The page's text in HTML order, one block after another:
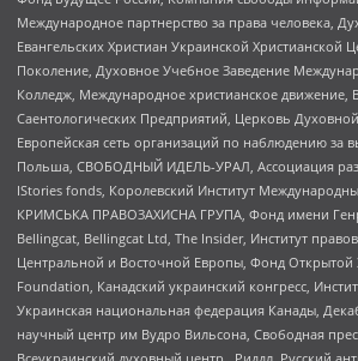
Международное партнерство за права человека,
Евангельских Христиан Украинской Христианской
Поколение, Духовное Учебное Заведение
Колледж, Международное христианское движение,
Саентологических Предприятий, Церковь
Европейская сеть организаций по наблюдению за
Польша, СВОБОДНЫЙ ИДЕЛЬ-УРАЛ, Ассоциация
IStories fonds, Королевский Институт
КРИМСЬКА ПРАВОЗАХИСНА ГРУПА, Фонд имени
Bellingcat, Bellingcat Ltd, The Insider, Институт
Центральной и Восточной Европы, Фонд Открытой
Foundation, Канадский украинский конгресс,
Украинская национальная федерация Канады,
научный центр им Вудро Вильсона, Свободная